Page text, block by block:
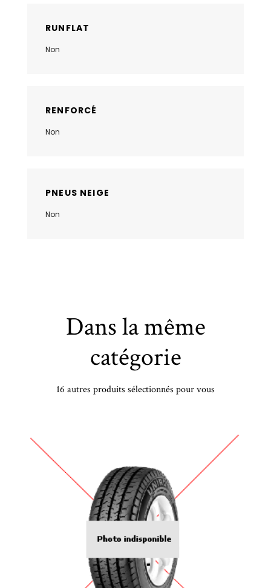
RUNFLAT
Non
RENFORCÉ
Non
PNEUS NEIGE
Non
Dans la même
catégorie
16 autres produits sélectionnés pour vous